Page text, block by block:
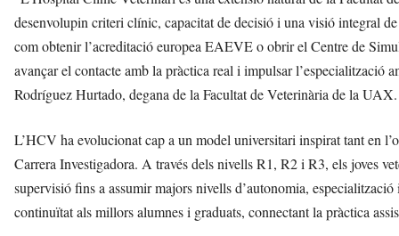
desenvolupin criteri clínic, capacitat de decisió i una visió integral
com obtenir l’acreditació europea EAEVE o obrir el Centre de
avançar el contacte amb la pràctica real i impulsar
Rodríguez Hurtado, degana de la Facultat de Veterinària de la UAX.
L’HCV ha evolucionat cap a un model universitari inspirat tant en
Carrera Investigadora. A través dels nivells R1, R2 i R3, els joves
supervisió fins a assumir majors nivells d’autonomia,
continuïtat als millors alumnes i graduats, connectant la pràctica